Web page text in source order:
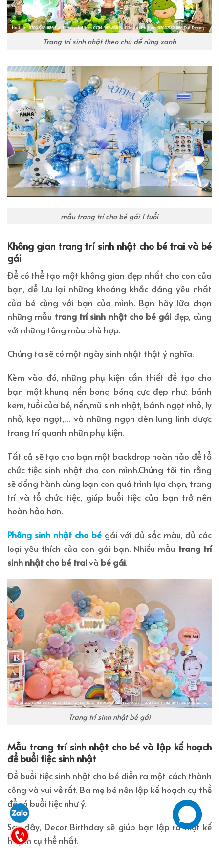
Trang trí sinh nhật theo chủ đề rừng xanh
mẫu trang trí cho bé gái 1 tuổi
Không gian trang trí sinh nhật cho bé trai và bé
gái
Để có thể tạo một không gian đẹp nhất cho con của
bạn, để lưu lại những khoảng khắc đáng yêu nhất
của bé cùng với bạn của mình. Bạn hãy lữa chọn
những mẫu trang trí sinh nhật cho bé gái đẹp, cùng
với những tông màu phù hợp.
Chúng ta sẽ có một ngày sinh nhật thật ý nghĩa.
Kèm vào đó, những phụ kiện cần thiết để tạo cho
bạn một khung nền bong bóng cực đẹp như: bánh
kem, tuổi của bé, nến,mũ sinh nhật, bánh ngọt nhỏ, ly
nhỏ, kẹo ngọt,… và những ngọn đèn lung linh được
trang trí quanh nhữn phụ kiện.
Tất cả sẽ tạo cho bạn một backdrop hoàn hảo để tổ
chức tiệc sinh nhật cho con mình.Chúng tôi tin rằng
sẽ đồng hành cùng bạn con quá trình lựa chọn, trang
trí và tổ chức tiệc, giúp buổi tiệc của bạn trở nên
hoàn hảo hơn.
Phông sinh nhật cho bé gái với đủ sắc màu, đủ các
loại yêu thích của con gái bạn. Nhiều mẫu trang trí
sinh nhật cho bé traivà bé gái.
Trang trí sinh nhật bé gái
Mẫu trang trí sinh nhật cho bé và lập kế hoạch
để buổi tiệc sinh nhật
Để buổi tiệc sinh nhật cho bé diễn ra một cách thành
công và vui vẻ rất. Ba mẹ bé nên lập kế hoạch cụ thể
để có buổi tiệc như ý.
Sau đây, Decor Birthday sẽ giúp bạn lập ra một kế
hoạch cụ thể nhất.